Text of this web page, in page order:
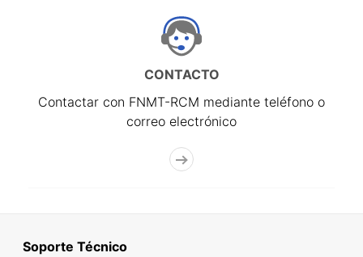
CONTACTO
Contactar con FNMT-RCM mediante teléfono o
correo electrónico
Soporte Técnico